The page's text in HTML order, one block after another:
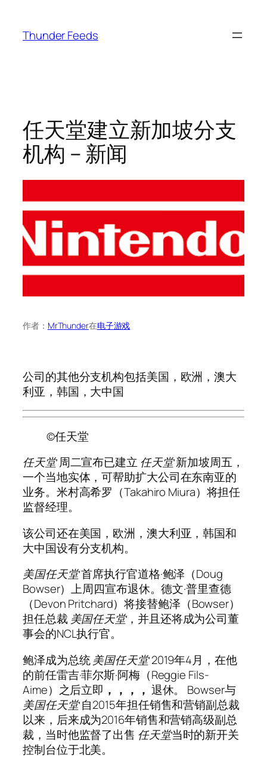
Thunder Feeds
任天堂建立新加坡分支
机构 – 新闻
作者： MrThunder在电子游戏
公司的其他分支机构包括美国，欧洲，澳大
利亚，韩国，大中国
©任天堂
任天堂周二宣布已建立任天堂新加坡周五，
一个当地实体，可帮助扩大公司在东南亚的
业务。米村高希罗（Takahiro Miura）将担任
监督经理。
该公司还在美国，欧洲，澳大利亚，韩国和
大中国设有分支机构。
美国任天堂首席执行官道格·鲍泽（Doug
Bowser）上周四宣布退休。德文·普里查德
（Devon Pritchard）将接替鲍泽（Bowser）
担任总裁 美国任天堂，并且还将成为公司董
事会的NCL执行官。
鲍泽成为总统美国任天堂2019年4月，在他
的前任雷吉·菲尔斯·阿梅（Reggie Fils-
Aime）之后立即 ，，，， 退休。 Bowser与
美国任天堂自2015年担任销售和营销副总裁
以来，后来成为2016年销售和营销高级副总
裁，当时他监督了出售 任天堂当时的新开关
控制台位于北美。